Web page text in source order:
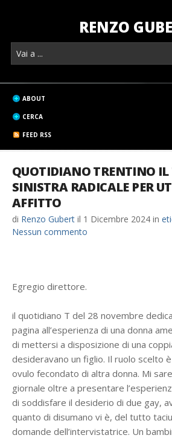
RENZO
ABOUT
CERCA
FEED RSS
QUOTIDIANO TRENTINO IL
SINISTRA RADICALE PER
AFFITTO
di Renzo Gubert il 1 Dicembre 2024 in
Nessun commento
Egregio direttore.
il quotidiano T del 28 novembre
pagina all’esperienza di una donna
di mettersi a disposizione di una
desideravano un figlio. Il ruolo scelto
ovulo fecondato di altra donna. Mi
giornale oltre a presentare
di soddisfare il desiderio di due gay,
quanto di disumano vi è, del tutto
domande dell’intervistatrice. Un